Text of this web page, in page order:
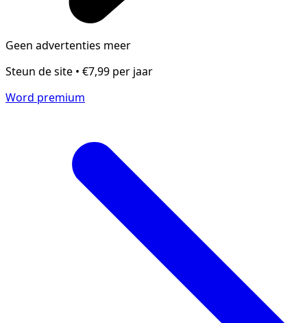
Geen advertenties meer
Steun de site • €7,99 per jaar
Word premium